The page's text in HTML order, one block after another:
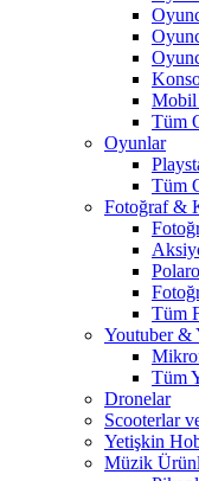
Mobil
Tüm
Oyunlar
Tüm
Fotoğraf &
Tüm
Youtuber &
Tüm
Dronelar
Scooterlar
Yetişkin
Müzik